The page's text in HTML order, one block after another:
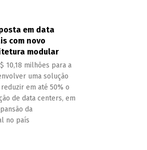
em data
com novo
modular
10,18 milhões para a
uma solução
em até 50% o
de data centers, em
da
no país